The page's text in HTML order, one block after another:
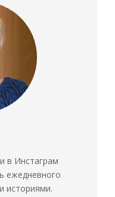
в Инстаграм
ежедневного
историями.